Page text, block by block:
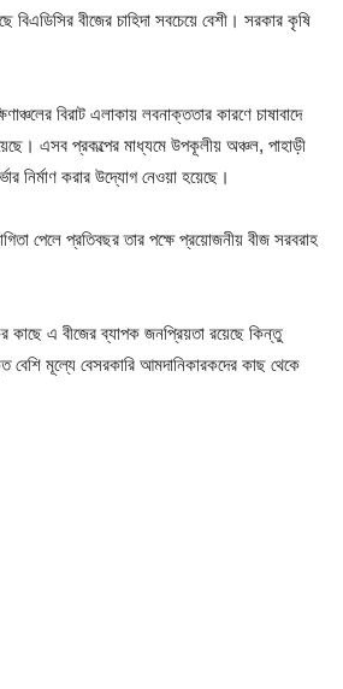
বীজের চাহিদা সবচেয়ে বেশী। সরকার কৃষি
বিরাট এলাকায় লবনাক্ততার কারণে চাষাবাদে
এসব প্রকল্পের মাধ্যমে উপকূলীয় অঞ্চল, পাহাড়ী
নির্মাণ করার উদ্যোগ নেওয়া হয়েছে।
পেলে প্রতিবছর তার পক্ষে প্রয়োজনীয় বীজ সরবরাহ
কাছে এ বীজের ব্যাপক জনপ্রিয়তা রয়েছে কিন্তু
বেশি মূল্যে বেসরকারি আমদানিকারকদের কাছ থেকে